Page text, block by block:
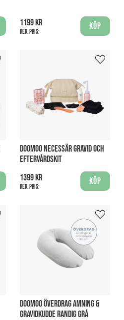
1199 kr
Rek. pris:
Köp
DOOMOO NECESSÄR GRAVID OCH
EFTERVÅRDSKIT
1399 kr
Rek. pris:
Köp
DOOMOO ÖVERDRAG AMNING &
GRAVIDKUDDE RANDIG GRÅ